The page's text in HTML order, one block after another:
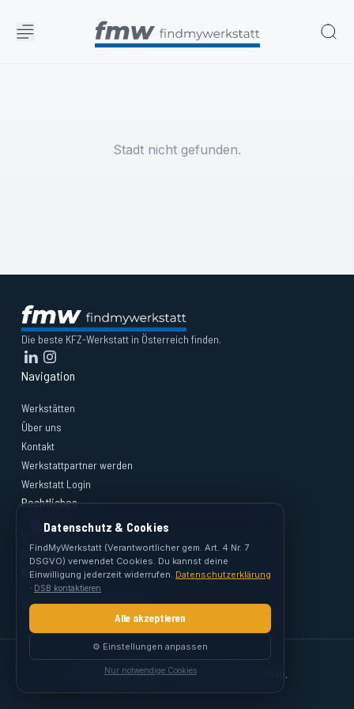
Stadt nicht gefunden.
Die beste KFZ-Werkstatt in Österreich finden.
Navigation
Werkstätten
Über uns
Kontakt
Werkstattpartner werden
Werkstatt Login
Rechtliches
Impressum
Datenschutz
Kontakt
support@findmywerkstatt.at
© 2026 FindMyWerkstatt. Alle Rechte vorbehalten.
🍪 Datenschutz & Cookies
FindMyWerkstatt (Verantwortlicher gem. Art. 4 Nr. 7
DSGVO) verwendet Cookies. Du kannst deine
Einwilligung jederzeit widerrufen. Datenschutzerklärung
· DSB kontaktieren
Alle akzeptieren
⚙️ Einstellungen anpassen
Nur notwendige Cookies